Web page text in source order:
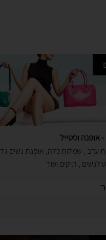
אופנה וסטייל
ערב , שמלות כלה, אופנת נשים
לנשים , תיקים ועוד